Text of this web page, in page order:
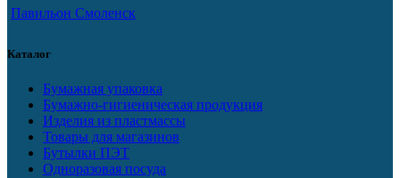
Павильон Смоленск
Каталог
Бумажная упаковка
Бумажно-гигиеническая продукция
Изделия из пластмассы
Товары для магазинов
Бутылки ПЭТ
Одноразовая посуда